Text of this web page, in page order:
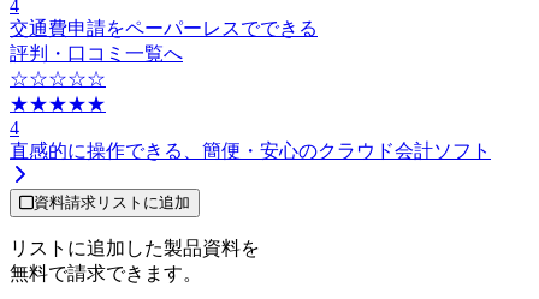
4
交通費申請をペーパーレスでできる
評判・口コミ一覧へ
☆☆☆☆☆
★★★★★
4
直感的に操作できる、簡便・安心のクラウド会計ソフト
資料請求リストに追加
リストに追加した製品資料を
無料で請求できます。